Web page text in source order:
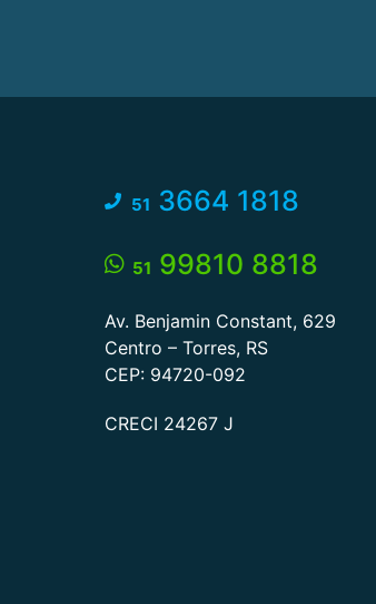
51 3664 1818
51 99810 8818
Av. Benjamin Constant, 629
Centro – Torres, RS
CEP: 94720-092
CRECI 24267 J